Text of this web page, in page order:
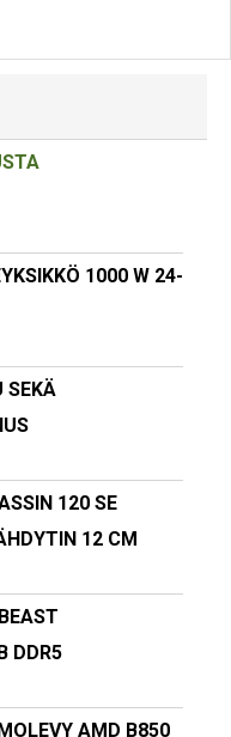
1000 W 24-
SEKÄ
120 SE
12 CM
DDR5
AMD B850